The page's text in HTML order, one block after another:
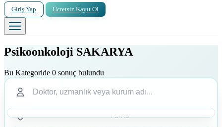
Giriş Yap Ücretsiz Kayıt Ol
Psikoonkoloji SAKARYA
Bu Kategoride 0 sonuç bulundu